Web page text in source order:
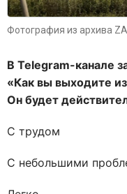
Фотография из архива
В Telegram-канале
«Как вы выходите
Он будет
С трудом
С небольшими